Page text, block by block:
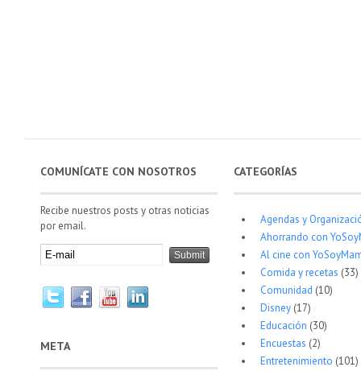
COMUNÍCATE CON NOSOTROS
Recibe nuestros posts y otras noticias
por email.
META
CATEGORÍAS
Agendas y
Ahorrando con
Al cine con
Comida y recetas (33)
Comunidad (10)
Disney(17)
Educación (30)
Encuestas (2)
Entretenimiento (101)